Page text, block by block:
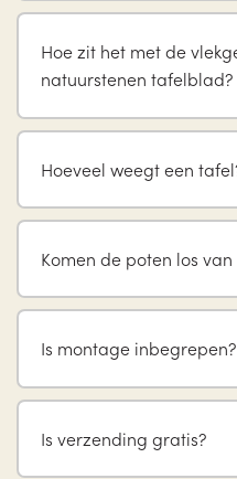
Hoe zit het met de
natuurstenen tafelblad?
Hoeveel weegt een
Komen de poten los
Is montage inbegrepen?
Is verzending gratis?